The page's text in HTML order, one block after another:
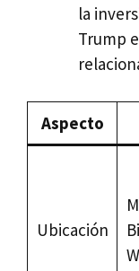
la
Trump
Aspecto
Ubicación